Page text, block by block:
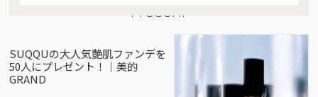
Present
SUQQUの大人気艶肌ファンデを
50人にプレゼント！｜美的
GRAND